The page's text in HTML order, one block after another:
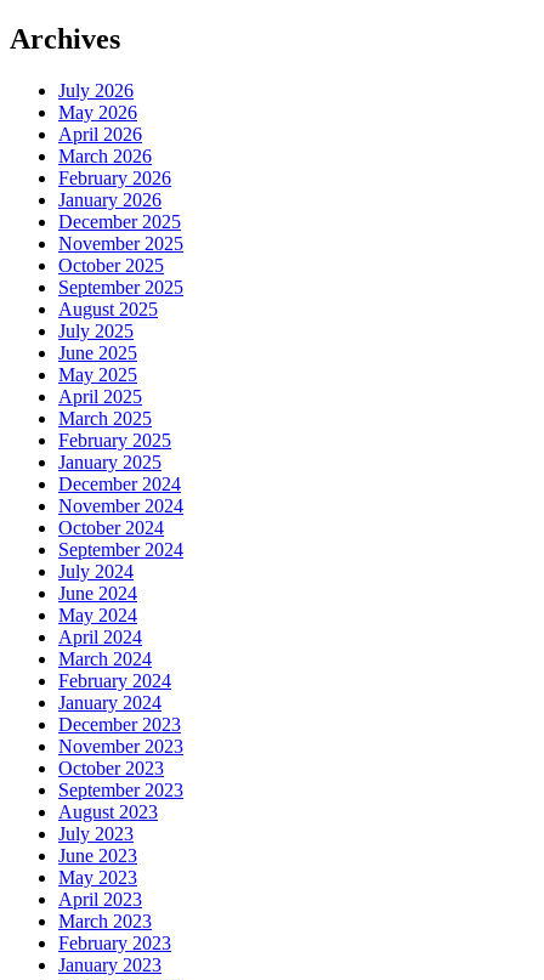
Archives
July 2026
May 2026
April 2026
March 2026
February 2026
January 2026
December 2025
November 2025
October 2025
September 2025
August 2025
July 2025
June 2025
May 2025
April 2025
March 2025
February 2025
January 2025
December 2024
November 2024
October 2024
September 2024
July 2024
June 2024
May 2024
April 2024
March 2024
February 2024
January 2024
December 2023
November 2023
October 2023
September 2023
August 2023
July 2023
June 2023
May 2023
April 2023
March 2023
February 2023
January 2023